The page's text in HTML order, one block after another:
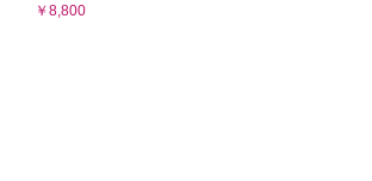
￥8,800